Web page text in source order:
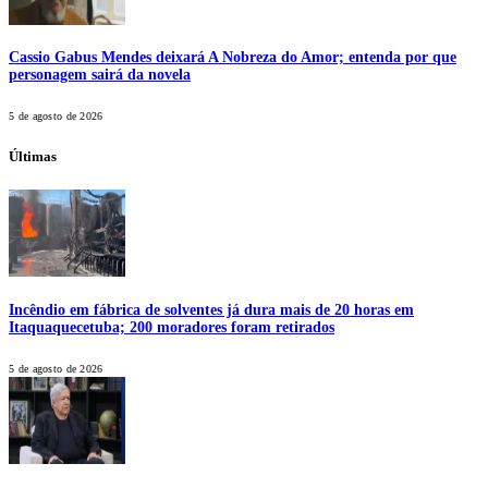
Cassio Gabus Mendes deixará A Nobreza do Amor; entenda por que
personagem sairá da novela
5 de agosto de 2026
Últimas
Incêndio em fábrica de solventes já dura mais de 20 horas em
Itaquaquecetuba; 200 moradores foram retirados
5 de agosto de 2026